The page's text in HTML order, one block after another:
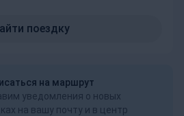
поездку
на маршрут
уведомления о новых
на вашу почту и в центр